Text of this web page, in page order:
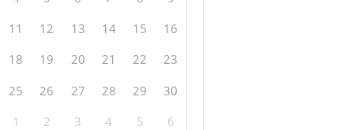
11 12 13 14 15
16
18 19 20 21 22
23
25 26 27 28 29
30
1 2 3 4 5 6